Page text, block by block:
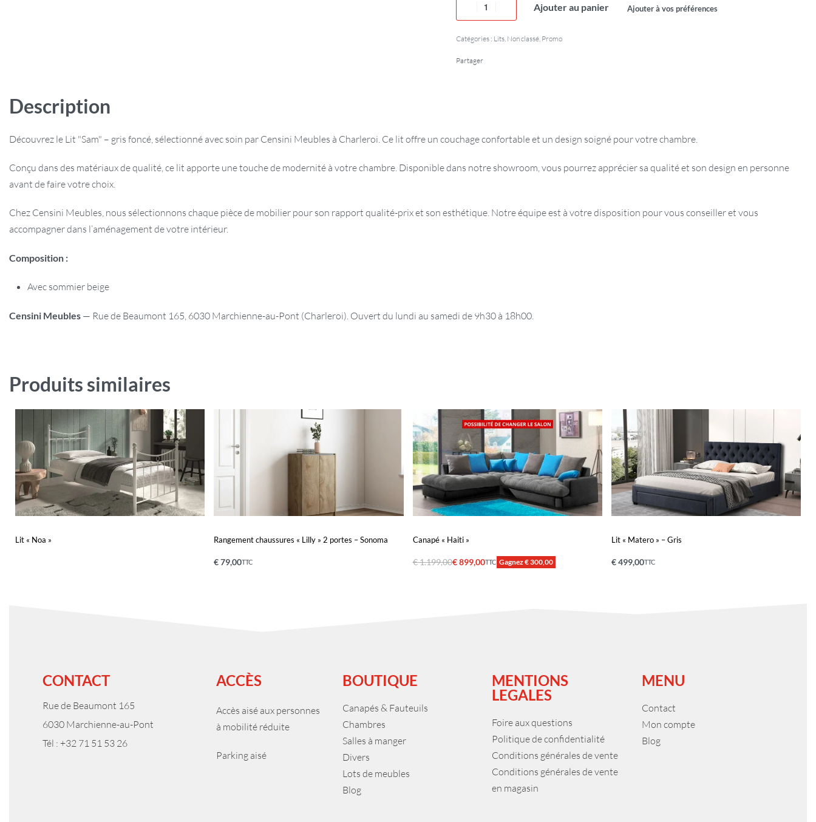
Ajouter au panier Ajouter à vos préférences
Catégories : Lits, Non classé, Promo
Partager
Description
Découvrez le Lit "Sam" – gris foncé, sélectionné avec soin par Censini Meubles à Charleroi. Ce lit offre un couchage confortable et un design soigné pour votre chambre.
Conçu dans des matériaux de qualité, ce lit apporte une touche de modernité à votre chambre. Disponible dans notre showroom, vous pourrez apprécier sa qualité et son design en personne
avant de faire votre choix.
Chez Censini Meubles, nous sélectionnons chaque pièce de mobilier pour son rapport qualité-prix et son esthétique. Notre équipe est à votre disposition pour vous conseiller et vous
accompagner dans l’aménagement de votre intérieur.
Composition :
Avec sommier beige
Censini Meubles — Rue de Beaumont 165, 6030 Marchienne-au-Pont (Charleroi). Ouvert du lundi au samedi de 9h30 à 18h00.
Produits similaires
Lit « Noa » Rangement chaussures « Lilly » 2 portes – Sonoma
€79,00TTC
Canapé « Haiti »
€1.199,00€899,00TTC Gagnez € 300,00
Lit « Matero » – Gris
€499,00TTC
CONTACT
Rue de Beaumont 165
6030 Marchienne-au-Pont
Tél : +32 71 51 53 26
ACCÈS
Accès aisé aux personnes
à mobilité réduite
Parking aisé
BOUTIQUE
Canapés & Fauteuils
Chambres
Salles à manger
Divers
Lots de meubles
Blog
MENTIONS
LEGALES
Foire aux questions
Politique de confidentialité
Conditions générales de vente
Conditions générales de vente
en magasin
MENU
Contact
Mon compte
Blog